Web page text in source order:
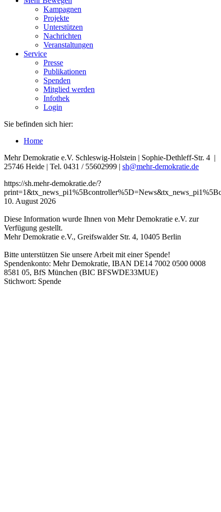
Kampagnen
Projekte
Unterstützen
Nachrichten
Veranstaltungen
Service
Presse
Publikationen
Spenden
Mitglied werden
Infothek
Login
Sie befinden sich hier:
Home
Mehr Demokratie e.V. Schleswig-Holstein | Sophie-Dethleff-Str. 4 |
25746 Heide | Tel. 0431 / 55602999 | sh@mehr-demokratie.de
https://sh.mehr-demokratie.de/?
10. August 2026
Diese Information wurde Ihnen von Mehr Demokratie e.V. zur
Verfügung gestellt.
Mehr Demokratie e.V., Greifswalder Str. 4, 10405 Berlin
Bitte unterstützen Sie unsere Arbeit mit einer Spende!
Spendenkonto: Mehr Demokratie, IBAN DE14 7002 0500 0008
8581 05, BfS München (BIC BFSWDE33MUE)
Stichwort: Spende